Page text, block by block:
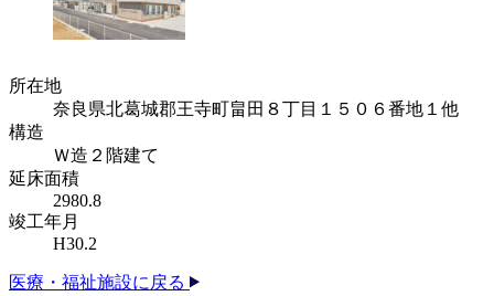
所在地
奈良県北葛城郡王寺町畠田８丁目１５０６番地１他
構造
Ｗ造２階建て
延床面積
2980.8
竣工年月
H30.2
医療・福祉施設に戻る